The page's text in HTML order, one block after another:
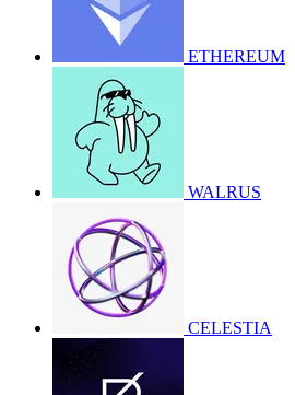
ETHEREUM
WALRUS
CELESTIA